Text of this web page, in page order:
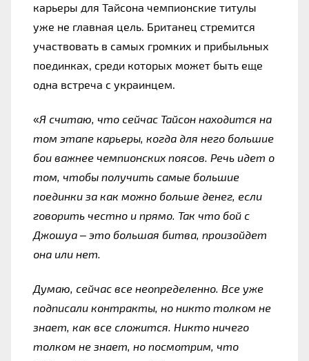
карьеры для Тайсона чемпионские титулы
уже не главная цель. Британец стремится
участвовать в самых громких и прибыльных
поединках, среди которых может быть еще
одна встреча с украинцем.
«Я считаю, что сейчас Тайсон находится на
том этапе карьеры, когда для него большие
бои важнее чемпионских поясов. Речь идет о
том, чтобы получить самые большие
поединки за как можно больше денег, если
говорить честно и прямо. Так что бой с
Джошуа – это большая битва, произойдет
она или нет.
Думаю, сейчас все неопределенно. Все уже
подписали контракты, но никто толком не
знает, как все сложится. Никто ничего
толком не знает, но посмотрим, что